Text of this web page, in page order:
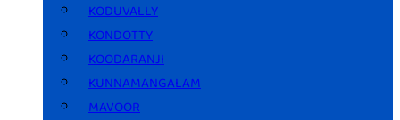
KODUVALLY
KONDOTTY
KOODARANJI
KUNNAMANGALAM
MAVOOR